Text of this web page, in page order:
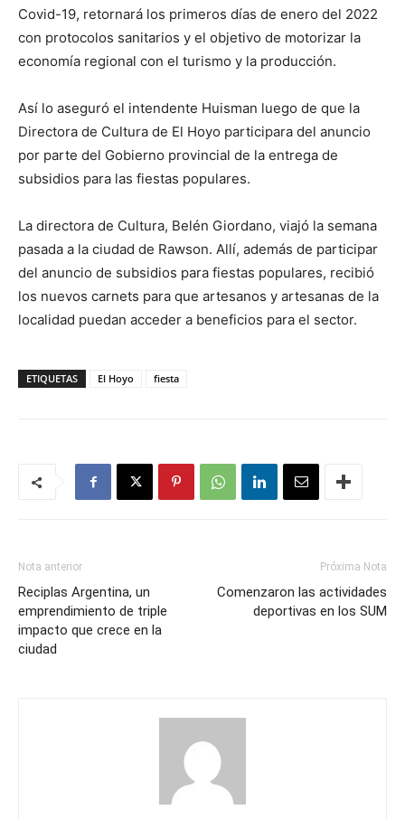
Covid-19, retornará los primeros días de enero del 2022
con protocolos sanitarios y el objetivo de motorizar la
economía regional con el turismo y la producción.
Así lo aseguró el intendente Huisman luego de que la
Directora de Cultura de El Hoyo participara del anuncio
por parte del Gobierno provincial de la entrega de
subsidios para las fiestas populares.
La directora de Cultura, Belén Giordano, viajó la semana
pasada a la ciudad de Rawson. Allí, además de participar
del anuncio de subsidios para fiestas populares, recibió
los nuevos carnets para que artesanos y artesanas de la
localidad puedan acceder a beneficios para el sector.
ETIQUETAS El Hoyo fiesta
Nota anterior
Reciplas Argentina, un
emprendimiento de triple
impacto que crece en la
ciudad
Próxima Nota
Comenzaron las actividades
deportivas en los SUM